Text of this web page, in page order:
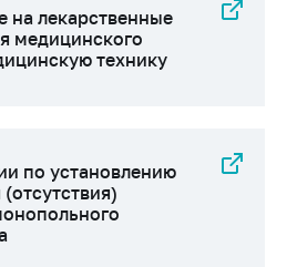
на лекарственные
медицинского
технику
по установлению